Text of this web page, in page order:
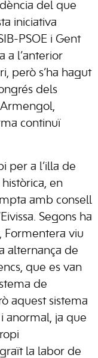
del que
iniciativa
PSOE i Gent
a l’anterior
però s’ha hagut
dels
continuï
per a l’illa de
en
amb consell
Segons ha
Formentera viu
alternança de
que es van
de
aquest sistema
anormal, ja que
la labor de